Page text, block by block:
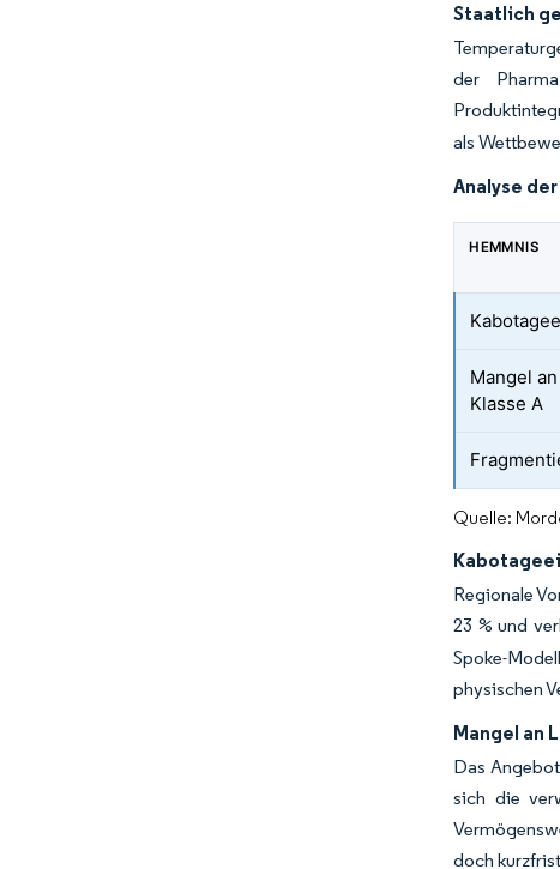
Staatlich
der
als
Analyse
HEMMNIS
Mangel
Klasse A
Quelle:
Regionale
23 % und
Spoke-
physischen
Mangel an
Das
sich die
doch